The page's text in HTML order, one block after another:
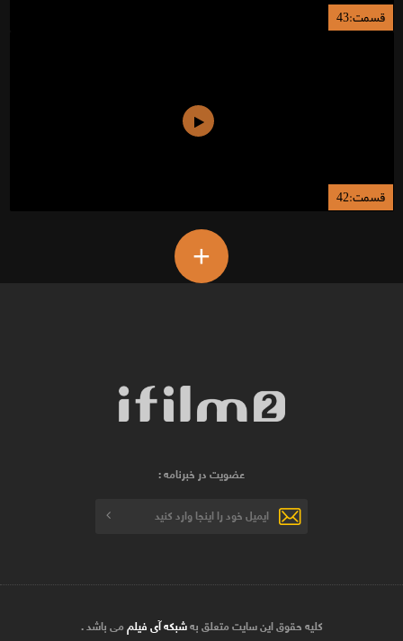
قسمت:43
قسمت:42
+
عضویت در خبرنامه :
کلیه حقوق این سایت متعلق بهشبکه آی فیلممی باشد .